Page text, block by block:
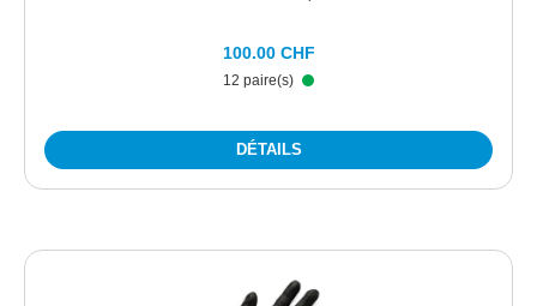
12 paire(s)
100.00 CHF
DÉTAILS